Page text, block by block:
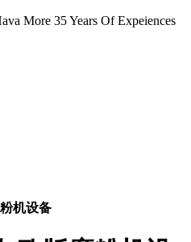
More 35 Years Of Expeiences
机设备